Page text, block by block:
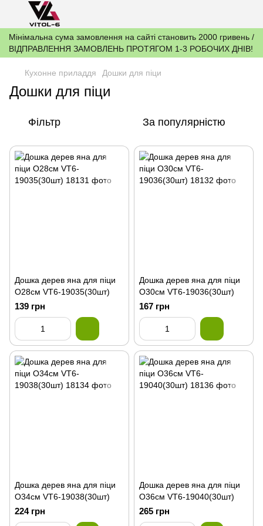
Мінімальна сума замовлення на сайті становить 2000 гривень /
ВІДПРАВЛЕННЯ ЗАМОВЛЕНЬ ПРОТЯГОМ 1-3 РОБОЧИХ ДНІВ!
Кухонне приладдя Дошки для піци
Дошки для піци
Фільтр За популярністю
Дошка дерев яна для піци
О28см VT6-19035(30шт)
139 грн
Дошка дерев яна для піци
О30см VT6-19036(30шт)
167 грн
Дошка дерев яна для піци
О34см VT6-19038(30шт)
224 грн
Дошка дерев яна для піци
О36см VT6-19040(30шт)
265 грн